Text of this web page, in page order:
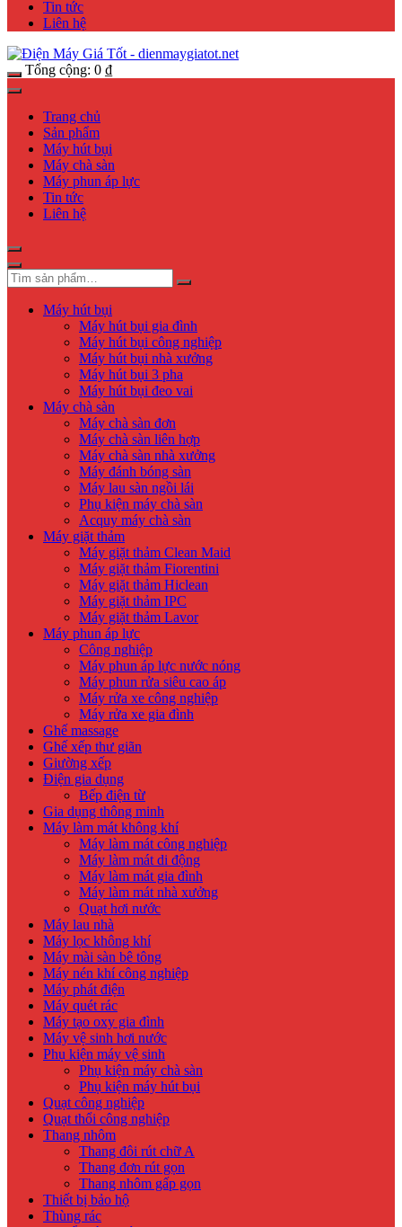
Tin tức
Liên hệ
Tổng cộng: 0 ₫
Trang chủ
Sản phẩm
Máy hút bụi
Máy chà sàn
Máy phun áp lực
Tin tức
Liên hệ
Máy hút bụi
Máy hút bụi gia đình
Máy hút bụi công nghiệp
Máy hút bụi nhà xưởng
Máy hút bụi 3 pha
Máy hút bụi đeo vai
Máy chà sàn
Máy chà sàn đơn
Máy chà sàn liên hợp
Máy chà sàn nhà xưởng
Máy đánh bóng sàn
Máy lau sàn ngồi lái
Phụ kiện máy chà sàn
Acquy máy chà sàn
Máy giặt thảm
Máy giặt thảm Clean Maid
Máy giặt thảm Fiorentini
Máy giặt thảm Hiclean
Máy giặt thảm IPC
Máy giặt thảm Lavor
Máy phun áp lực
Công nghiệp
Máy phun áp lực nước nóng
Máy phun rửa siêu cao áp
Máy rửa xe công nghiệp
Máy rửa xe gia đình
Ghế massage
Ghế xếp thư giãn
Giường xếp
Điện gia dụng
Bếp điện từ
Gia dụng thông minh
Máy làm mát không khí
Máy làm mát công nghiệp
Máy làm mát di động
Máy làm mát gia đình
Máy làm mát nhà xưởng
Quạt hơi nước
Máy lau nhà
Máy lọc không khí
Máy mài sàn bê tông
Máy nén khí công nghiệp
Máy phát điện
Máy quét rác
Máy tạo oxy gia đình
Máy vệ sinh hơi nước
Phụ kiện máy vệ sinh
Phụ kiện máy chà sàn
Phụ kiện máy hút bụi
Quạt công nghiệp
Quạt thổi công nghiệp
Thang nhôm
Thang đôi rút chữ A
Thang đơn rút gọn
Thang nhôm gấp gọn
Thiết bị bảo hộ
Thùng rác